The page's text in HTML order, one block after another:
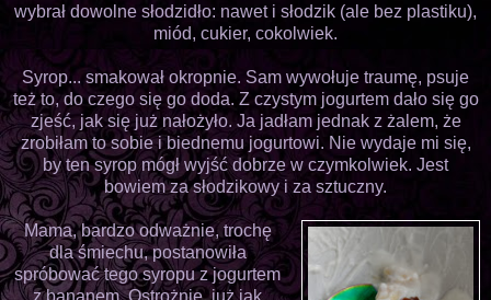
wybrał dowolne słodzidło: nawet i słodzik (ale bez plastiku),
miód, cukier, cokolwiek.
Syrop... smakował okropnie. Sam wywołuje traumę, psuje
też to, do czego się go doda. Z czystym jogurtem dało się go
zjeść, jak się już nałożyło. Ja jadłam jednak z żalem, że
zrobiłam to sobie i biednemu jogurtowi. Nie wydaje mi się,
by ten syrop mógł wyjść dobrze w czymkolwiek. Jest
bowiem za słodzikowy i za sztuczny.
Mama, bardzo odważnie, trochę
dla śmiechu, postanowiła
spróbować tego syropu z jogurtem
z bananem. Ostrożnie, już jak